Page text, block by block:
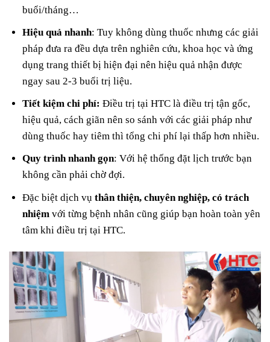
buổi/tháng…
Hiệu quả nhanh: Tuy không dùng thuốc nhưng các giải
pháp đưa ra đều dựa trên nghiên cứu, khoa học và ứng
dụng trang thiết bị hiện đại nên hiệu quả nhận được
ngay sau 2-3 buổi trị liệu.
Tiết kiệm chi phí: Điều trị tại HTC là điều trị tận gốc,
hiệu quả, cách giãn nên so sánh với các giải pháp như
dùng thuốc hay tiêm thì tổng chi phí lại thấp hơn nhiều.
Quy trình nhanh gọn: Với hệ thống đặt lịch trước bạn
không cần phải chờ đợi.
Đặc biệt dịch vụthân thiện, chuyên nghiệp, có trách
nhiệm với từng bệnh nhân cũng giúp bạn hoàn toàn yên
tâm khi điều trị tại HTC.